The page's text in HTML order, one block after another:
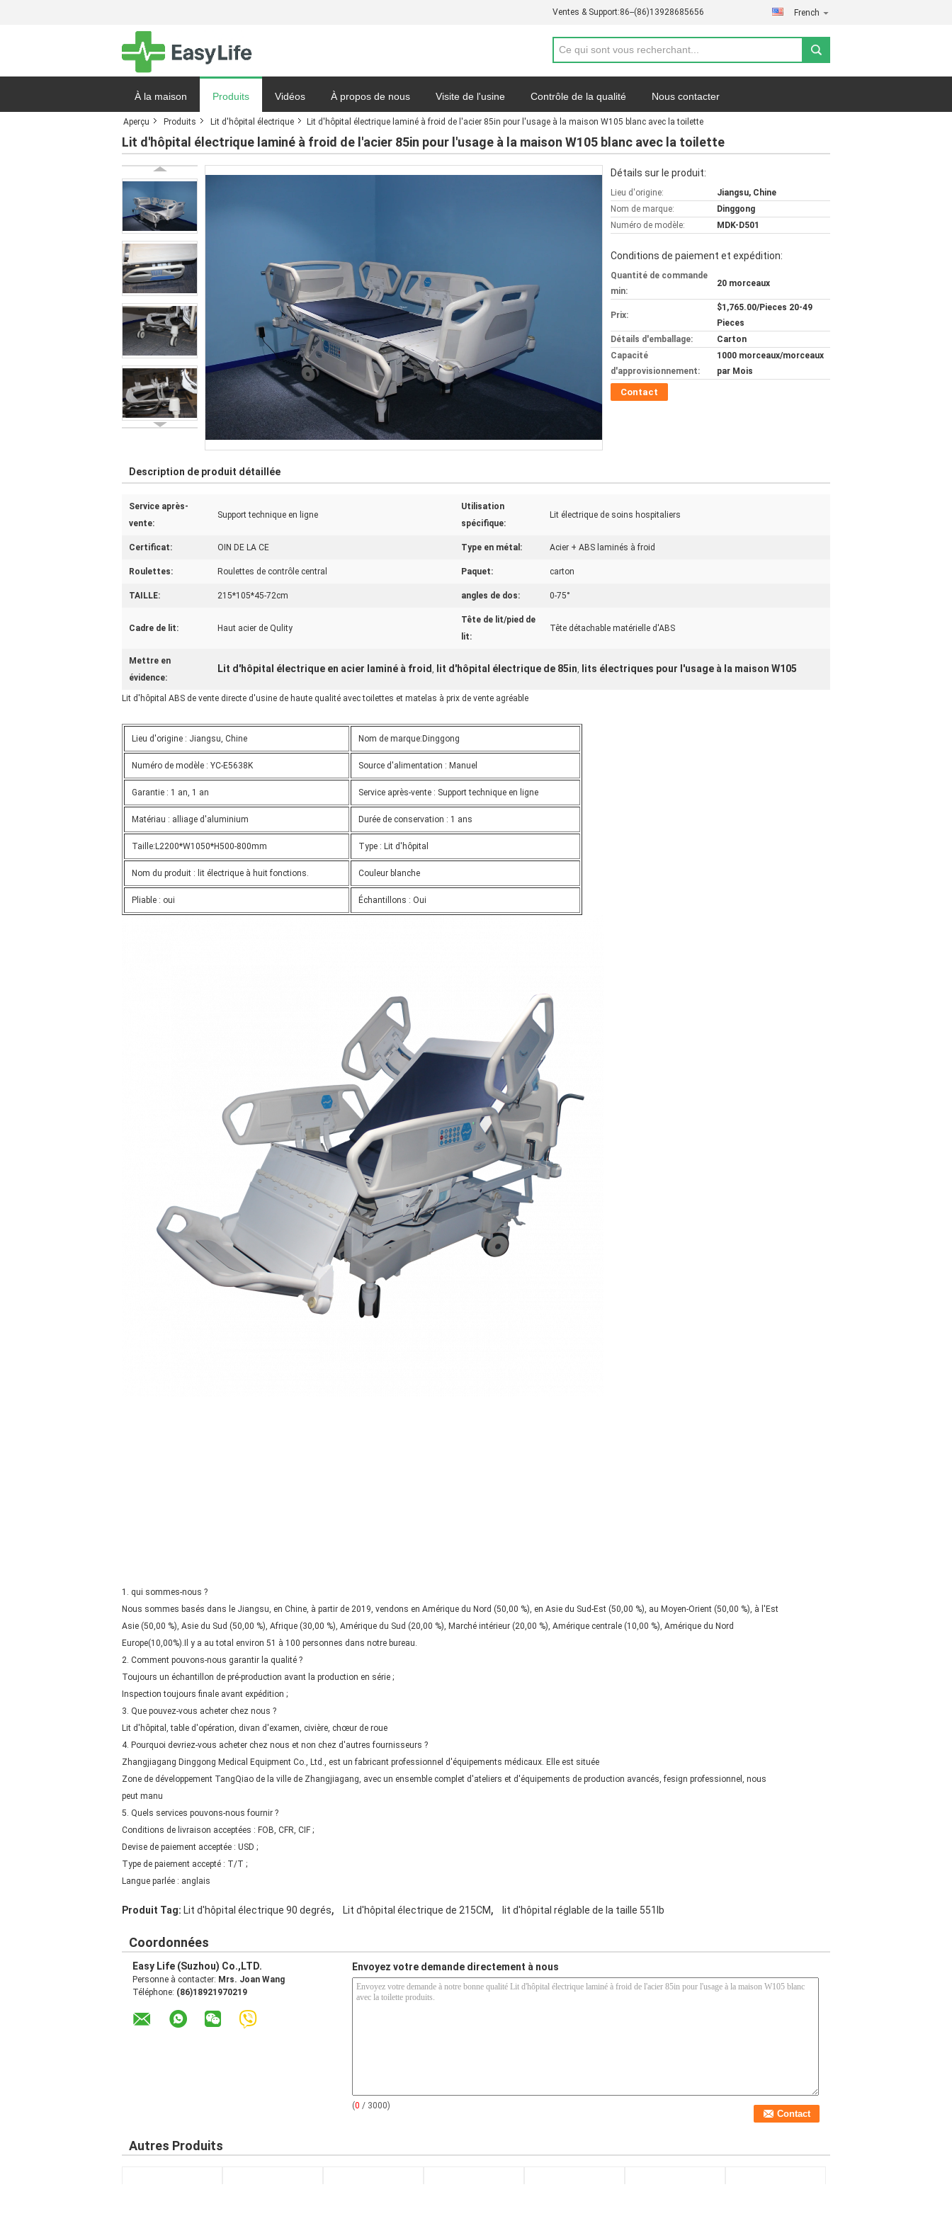
Ventes & Support:86--(86)13928685656 French
À la maison Produits Vidéos À propos de nous Visite de l'usine Contrôle de la qualité Nous contacter
Demande de soumission Nouvelles Carte du site Politique de confidentialité Les affaires
Aperçu Produits Lit d'hôpital électrique Lit d'hôpital électrique laminé à froid de l'acier 85in pour l'usage à la maison W105 blanc avec la toilette
Lit d'hôpital électrique laminé à froid de l'acier 85in pour l'usage à la maison W105 blanc avec la toilette
Détails sur le produit:
Lieu d'origine:
Jiangsu, Chine
Nom de marque:
Dinggong
Numéro de modèle:
MDK-D501
Conditions de paiement et expédition:
Quantité de commande
min:
20 morceaux
Prix:
$1,765.00/Pieces 20-49
Pieces
Détails d'emballage:
Carton
Capacité
d'approvisionnement:
1000 morceaux/morceaux
par Mois
Contact
Description de produit détaillée
Service après-
vente:
Support technique en ligne
Utilisation
spécifique:
Lit électrique de soins hospitaliers
Certificat: OIN DE LA CE Type en métal: Acier + ABS laminés à froid
Roulettes: Roulettes de contrôle central Paquet: carton
TAILLE: 215*105*45-72cm angles de dos: 0-75°
Cadre de lit: Haut acier de Qulity
Tête de lit/pied de
lit:
Tête détachable matérielle d'ABS
Mettre en
évidence:
Lit d'hôpital électrique en acier laminé à froid , lit d'hôpital électrique de 85in, lits électriques pour l'usage à la maison W105
Lit d'hôpital ABS de vente directe d'usine de haute qualité avec toilettes et matelas à prix de vente agréable
Lieu d'origine : Jiangsu, Chine Nom de marque:Dinggong
Numéro de modèle : YC-E5638K Source d'alimentation : Manuel
Garantie : 1 an, 1 an Service après-vente : Support technique en ligne
Matériau : alliage d'aluminium Durée de conservation : 1 ans
Taille:L2200*W1050*H500-800mm Type : Lit d'hôpital
Nom du produit : lit électrique à huit fonctions. Couleur blanche
Pliable : oui Échantillons : Oui